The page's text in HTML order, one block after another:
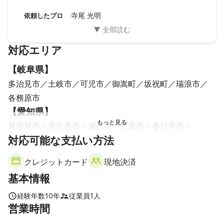
*【１枚１枚丁寧に・・・】
写真をより美しくするレタッチ
（編集・加工）や photoshopを使用して
自然な程度に補正したお写真を
納品します。
満足頂ける作品をお出しする自信があります！
依頼したプロ 寺尾 光明
対応エリア
【岐阜県】
多治見市 土岐市 可児市 御嵩町 坂祝町
瑞浪市
各務原市
【愛知県】
尾張旭市 長久手市 瀬戸市 日進市
春日井市
みよし市
東郷町 小牧市 豊山町
北名古屋市
大口町
大治町
刈谷市 豊田市 知立市
あま市
東海市
東浦町
津島市
対応可能な支払い方法
クレジットカード 現地決済
基本情報
経験年数10年 従業員1 人
営業時間